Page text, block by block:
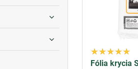
Fólia krycia